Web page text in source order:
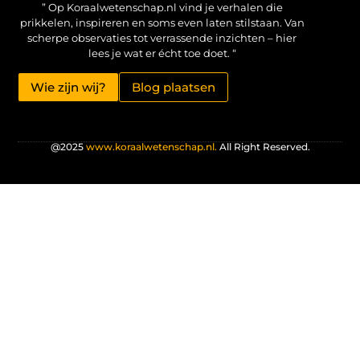
” Op Koraalwetenschap.nl vind je verhalen die
prikkelen, inspireren en soms even laten stilstaan. Van
scherpe observaties tot verrassende inzichten – hier
lees je wat er écht toe doet. “
Wie zijn wij? Blog plaatsen
@2025www.koraalwetenschap.nl.All Right Reserved.